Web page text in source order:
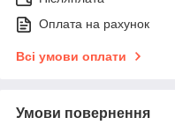
Оплата на рахунок
Всі умови оплати
Умови повернення